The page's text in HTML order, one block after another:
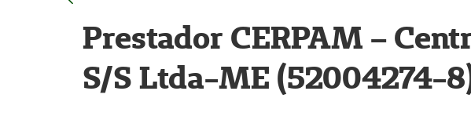
Prestador CERPAM –
S/S Ltda-ME (52004274-